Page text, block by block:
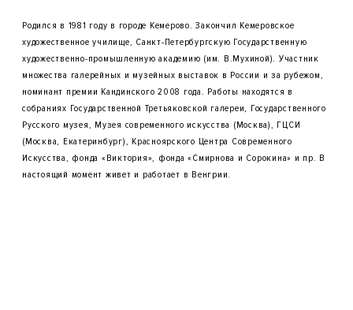
Родился в 1981 году в городе Кемерово. Закончил Кемеровское
художественное училище, Санкт-Петербургскую Государственную
художественно-промышленную академию (им. В.Мухиной). Участник
множества галерейных и музейных выставок в России и за рубежом,
номинант премии Кандинского 2008 года. Работы находятся в
собраниях Государственной Третьяковской галереи, Государственного
Русского музея, Музея современного искусства (Москва), ГЦСИ
(Москва, Екатеринбург), Красноярского Центра Современного
Искусства, фонда «Виктория», фонда «Смирнова и Сорокина» и пр. В
настоящий момент живет и работает в Венгрии.